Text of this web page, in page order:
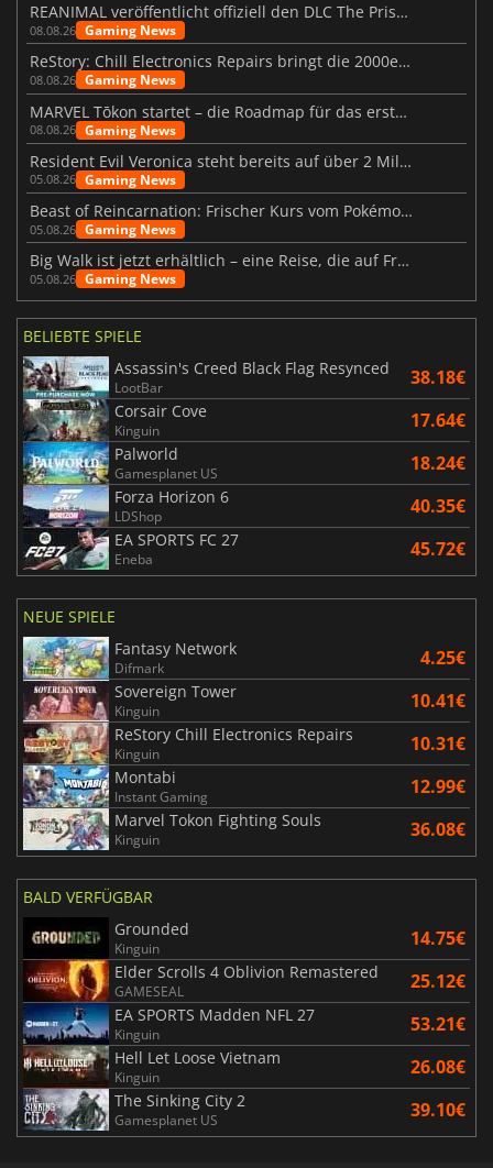
REANIMAL veröffentlicht offiziell den DLC The Prisoner
08.08.26 Gaming News
ReStory: Chill Electronics Repairs bringt die 2000er zurück
08.08.26 Gaming News
MARVEL Tōkon startet – die Roadmap für das erste Jahr wurde vorgestellt
08.08.26 Gaming News
Resident Evil Veronica steht bereits auf über 2 Millionen Wunschlisten
05.08.26 Gaming News
Beast of Reincarnation: Frischer Kurs vom Pokémon-Studio
05.08.26 Gaming News
Big Walk ist jetzt erhältlich – eine Reise, die auf Freundschaft basiert
05.08.26 Gaming News
BELIEBTE SPIELE
Assassin's Creed Black Flag Resynced
LootBar 38.18€
Corsair Cove
Kinguin 17.64€
Palworld
Gamesplanet US 18.24€
Forza Horizon 6
LDShop 40.35€
EA SPORTS FC 27
Eneba 45.72€
NEUE SPIELE
Fantasy Network
Difmark 4.25€
Sovereign Tower
Kinguin 10.41€
ReStory Chill Electronics Repairs
Kinguin 10.31€
Montabi
Instant Gaming 12.99€
Marvel Tokon Fighting Souls
Kinguin 36.08€
BALD VERFÜGBAR
Grounded
Kinguin 14.75€
Elder Scrolls 4 Oblivion Remastered
GAMESEAL 25.12€
EA SPORTS Madden NFL 27
Kinguin 53.21€
Hell Let Loose Vietnam
Kinguin 26.08€
The Sinking City 2
Gamesplanet US 39.10€